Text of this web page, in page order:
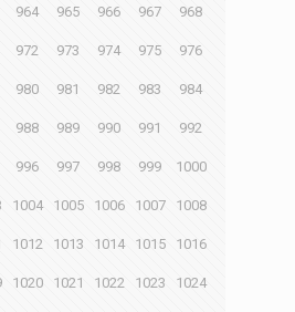
964 965 966 967 968
972 973 974 975 976
980 981 982 983 984
988 989 990 991 992
996 997 998 999 1000
1004 1005 1006 1007 1008
1012 1013 1014 1015 1016
1020 1021 1022 1023 1024